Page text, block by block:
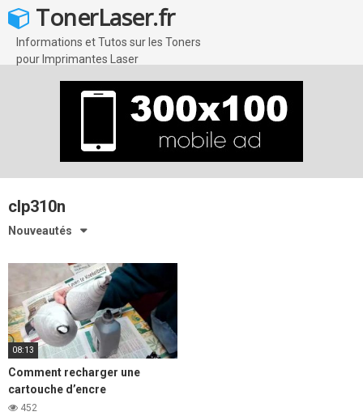
Skip
to
content
TonerLaser.fr
Informations et Tutos sur les Toners
pour Imprimantes Laser
clp310n
Nouveautés
08:13
Comment recharger une
cartouche d’encre
d’imprimante laser Samsung
452